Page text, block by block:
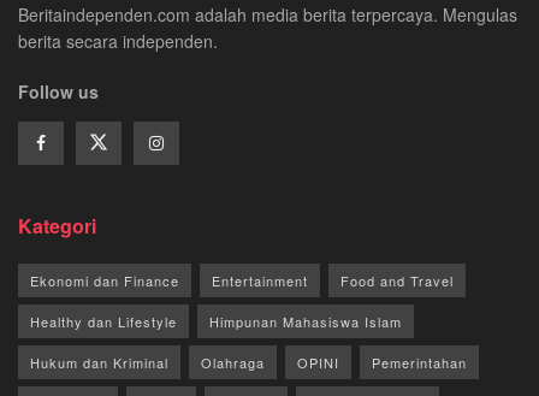
Beritaindependen.com adalah media berita terpercaya. Mengulas
berita secara independen.
Follow us
Kategori
Ekonomi dan Finance Entertainment Food and Travel
Healthy dan Lifestyle Himpunan Mahasiswa Islam
Hukum dan Kriminal Olahraga OPINI Pemerintahan